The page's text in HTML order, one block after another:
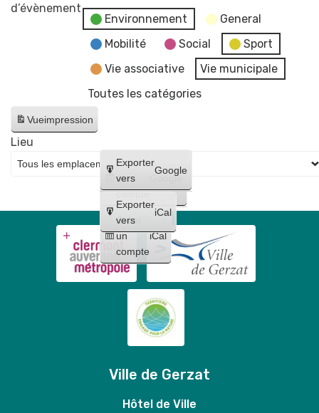
de
🇫🇷
d’évènement
Environnement
General
Mobilité
Social
Sport
Vie associative
Vie municipale
Toutes les catégories
Vueimpression
Créer
un
compte
Google
Créer
un
compte
iCal
Exporter
vers
Google
Exporter
vers
iCal
Lieu
Ville de Gerzat
Hôtel de Ville